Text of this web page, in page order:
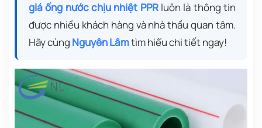
giá ống nước chịu nhiệt PPRluôn là thông tin
được nhiều khách hàng và nhà thầu quan tâm.
Hãy cùng Nguyên Lâmtìm hiểu chi tiết ngay!